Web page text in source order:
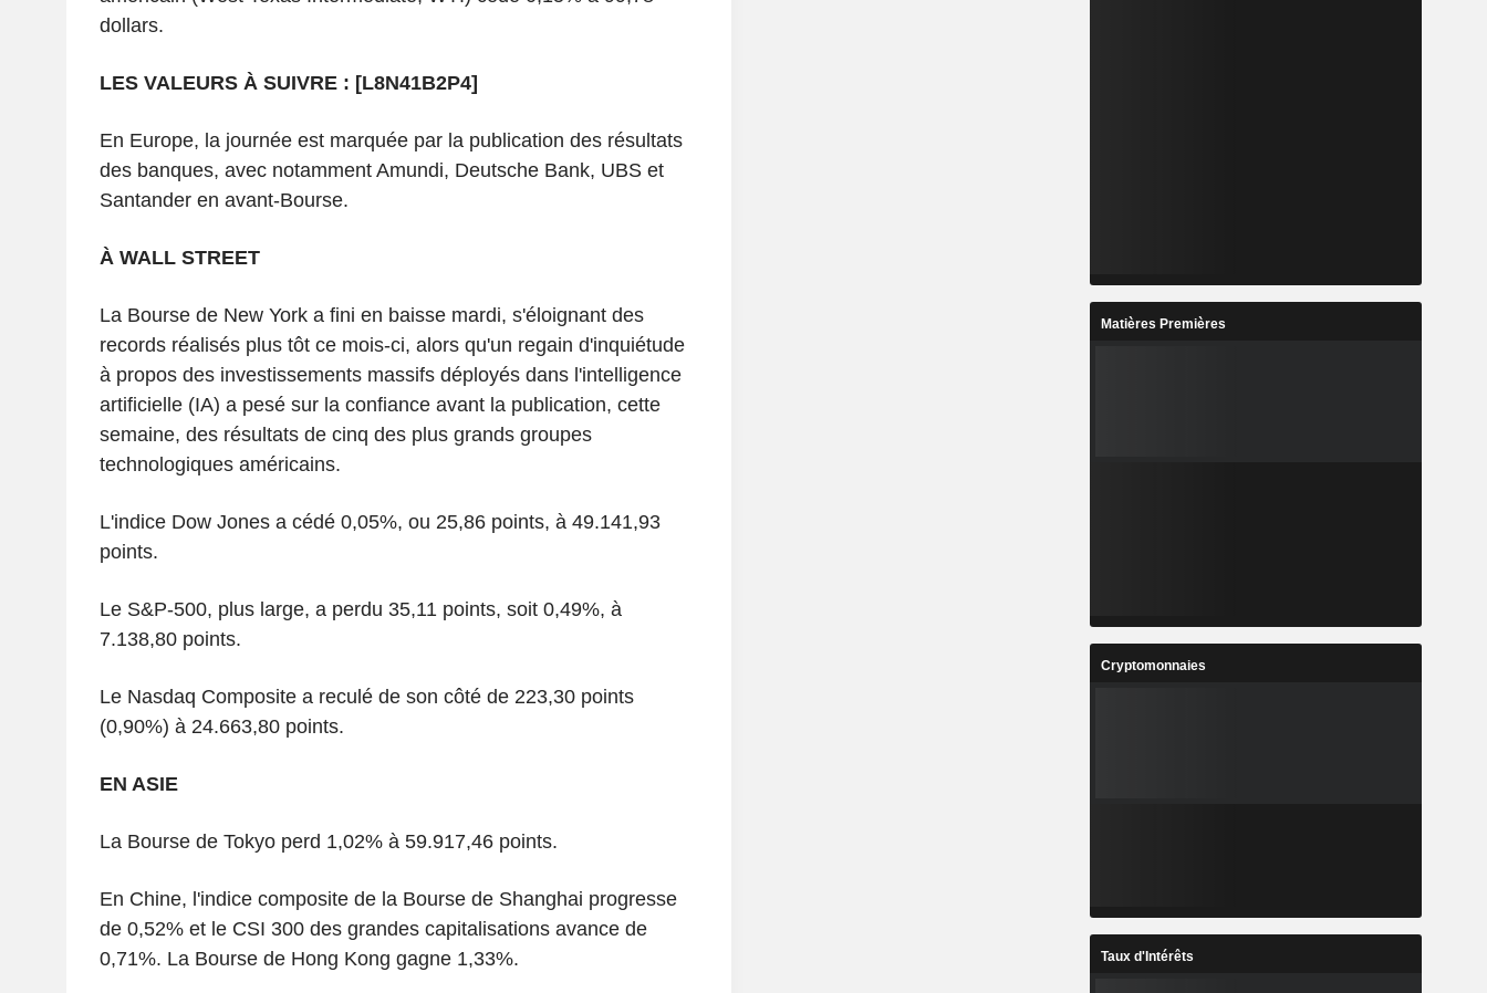
dollars.
LES VALEURS À SUIVRE : [L8N41B2P4]
En Europe, la journée est marquée par la publication des résultats
des banques, avec notamment Amundi, Deutsche Bank, UBS et
Santander en avant-Bourse.
À WALL STREET
La Bourse de New York a fini en baisse mardi, s'éloignant des
records réalisés plus tôt ce mois-ci, alors qu'un regain d'inquiétude
à propos des investissements massifs déployés dans l'intelligence
artificielle (IA) a pesé sur la confiance avant la publication, cette
semaine, des résultats de cinq des plus grands groupes
technologiques américains.
L'indice Dow Jones a cédé 0,05%, ou 25,86 points, à 49.141,93
points.
Le S&P-500, plus large, a perdu 35,11 points, soit 0,49%, à
7.138,80 points.
Le Nasdaq Composite a reculé de son côté de 223,30 points
(0,90%) à 24.663,80 points.
EN ASIE
La Bourse de Tokyo perd 1,02% à 59.917,46 points.
En Chine, l'indice composite de la Bourse de Shanghai progresse
de 0,52% et le CSI 300 des grandes capitalisations avance de
0,71%. La Bourse de Hong Kong gagne 1,33%.
Matières Premières
Cryptomonnaies
Taux d'Intérêts